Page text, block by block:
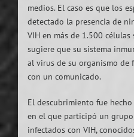
medios. El caso es que los
detectado la presencia de
VIH en más de 1.500
sugiere que su sistema
al virus de su organismo de
con un comunicado.
El descubrimiento fue
en el que participó un
infectados con VIH,